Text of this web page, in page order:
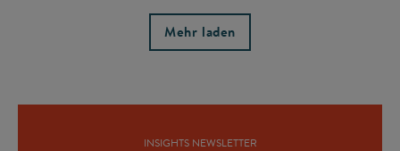
Mehr laden
INSIGHTS NEWSLETTER